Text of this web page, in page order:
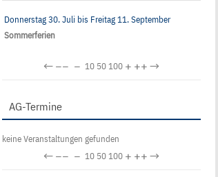
Donnerstag 30. Juli bis Freitag 11. September
Sommerferien
←−− − 10 50100 + ++→
AG-Termine
keine Veranstaltungen gefunden
←−− − 10 50100 + ++→